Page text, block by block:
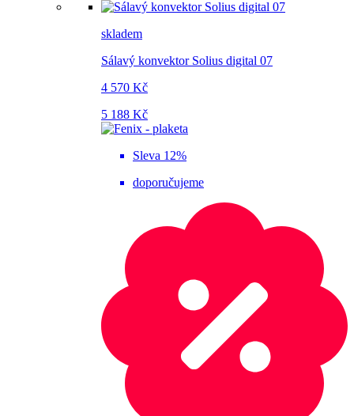
skladem
Sálavý konvektor Solius digital 07
4 570 Kč
5 188 Kč
Sleva 12%
doporučujeme